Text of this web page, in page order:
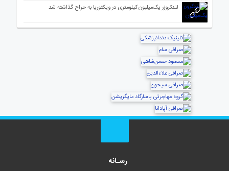
لندکروزر یک‌میلیون کیلومتری در ویکتوریا به حراج گذاشته شد
رسـانه